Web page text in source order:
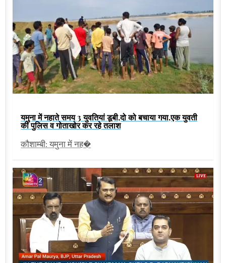
यमुना में नहाते समय 3 युवतियां डूबी,दो को बचाया गया,एक युवती
की पुलिस व गोताखोर कर रहे तलाश
कौशाम्बी: यमुना में नह�